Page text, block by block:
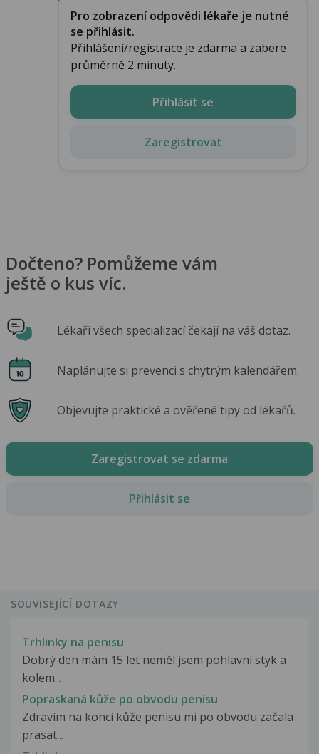
Pro zobrazení odpovědi lékaře je nutné
se přihlásit.
Přihlášení/registrace je zdarma a zabere
průměrně 2 minuty.
Přihlásit se
Zaregistrovat
Dočteno? Pomůžeme vám
ještě o kus víc.
Lékaři všech specializací čekají na váš dotaz.
Naplánujte si prevenci s chytrým kalendářem.
Objevujte praktické a ověřené tipy od lékařů.
Zaregistrovat se zdarma
Přihlásit se
SOUVISEJÍCÍ DOTAZY
Trhlinky na penisu
Dobrý den mám 15 let neměl jsem pohlavní styk a
kolem...
Popraskaná kůže po obvodu penisu
Zdravím na konci kůže penisu mi po obvodu začala
prasat...